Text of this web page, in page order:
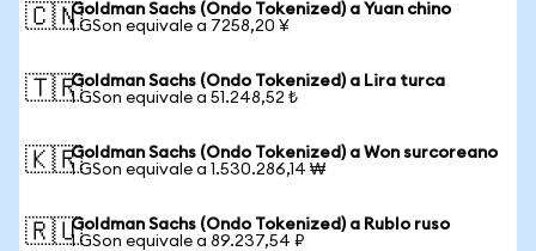
🇨🇳Goldman Sachs (Ondo Tokenized) a Yuan chino
1 GSon equivale a 7258,20 ¥
🇹🇷Goldman Sachs (Ondo Tokenized) a Lira turca
1 GSon equivale a 51.248,52 ₺
🇰🇷Goldman Sachs (Ondo Tokenized) a Won surcoreano
1 GSon equivale a 1.530.286,14 ₩
🇷🇺Goldman Sachs (Ondo Tokenized) a Rublo ruso
1 GSon equivale a 89.237,54 ₽